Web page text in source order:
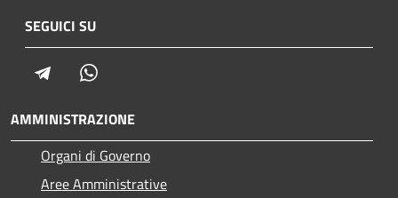
SEGUICI SU
Telegram
AMMINISTRAZIONE
Organi di Governo
Aree Amministrative